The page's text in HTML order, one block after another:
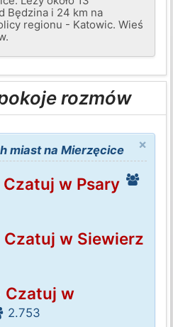
Będzina i 24 km na
regionu - Katowic. Wieś
rozmów
×
miast na Mierzęcice
Czatuj w Psary
Czatuj w Siewierz
Czatuj w
2.753